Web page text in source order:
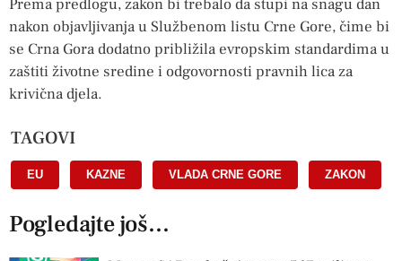
Prema predlogu, zakon bi trebalo da stupi na snagu dan
nakon objavljivanja u Službenom listu Crne Gore, čime bi
se Crna Gora dodatno približila evropskim standardima u
zaštiti životne sredine i odgovornosti pravnih lica za
krivična djela.
TAGOVI
EU KAZNE VLADA CRNE GORE ZAKON
Pogledajte još...